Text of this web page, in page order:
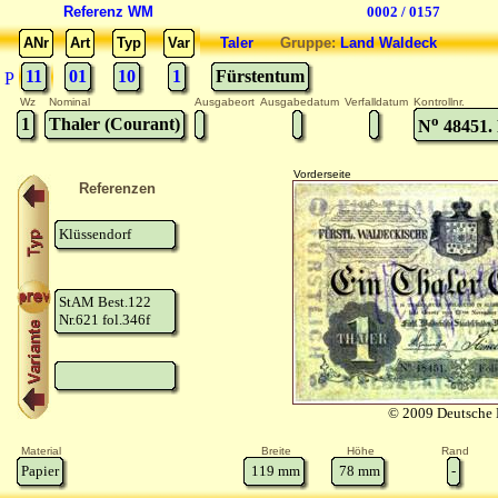
Referenz WM
0002 / 0157
ANr
Art Typ Var
P 11 01 10 1
TalerGruppe:Land Waldeck
Fürstentum
Wz Nominal Ausgabeort Ausgabedatum Verfalldatum Kontrollnr.
1 Thaler (Courant) No 48451.
Referenzen
Klüssendorf
StAM Best.122
Nr.621 fol.346f
Vorderseite
© 2009 Deutsche
Material Breite Höhe Rand
Papier 119 mm 78 mm -